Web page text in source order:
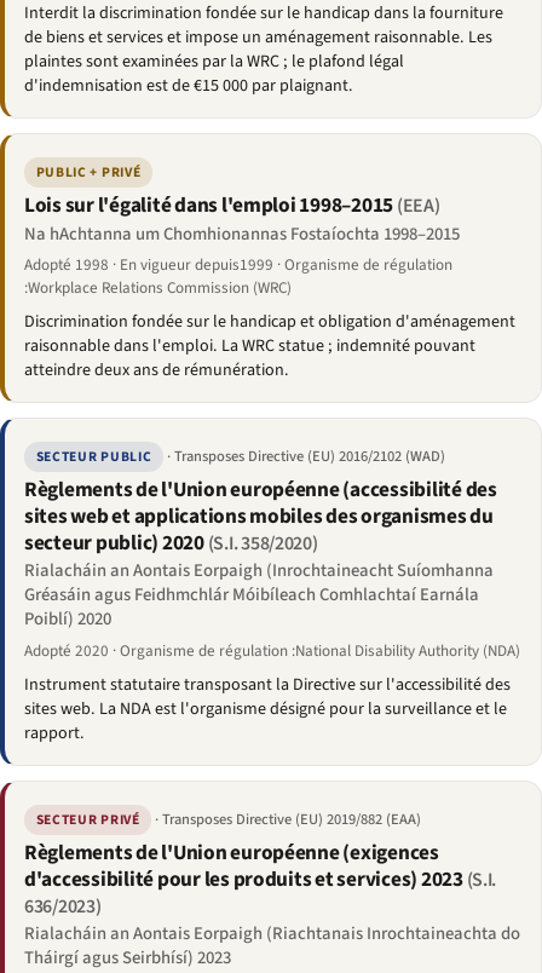
Interdit la discrimination fondée sur le handicap dans la fourniture
de biens et services et impose un aménagement raisonnable. Les
plaintes sont examinées par la WRC ; le plafond légal
d'indemnisation est de €15 000 par plaignant.
PUBLIC + PRIVÉ
Lois sur l'égalité dans l'emploi 1998–2015(EEA)
Na hAchtanna um Chomhionannas Fostaíochta 1998–2015
Adopté 1998 · En vigueur depuis1999 · Organisme de régulation
:Workplace Relations Commission (WRC)
Discrimination fondée sur le handicap et obligation d'aménagement
raisonnable dans l'emploi. La WRC statue ; indemnité pouvant
atteindre deux ans de rémunération.
SECTEUR PUBLIC · Transposes Directive (EU) 2016/2102 (WAD)
Règlements de l'Union européenne (accessibilité des
sites web et applications mobiles des organismes du
secteur public) 2020(S.I. 358/2020)
Rialacháin an Aontais Eorpaigh (Inrochtaineacht Suíomhanna
Gréasáin agus Feidhmchlár Móibíleach Comhlachtaí Earnála
Poiblí) 2020
Adopté 2020 · Organisme de régulation :National Disability Authority (NDA)
Instrument statutaire transposant la Directive sur l'accessibilité des
sites web. La NDA est l'organisme désigné pour la surveillance et le
rapport.
SECTEUR PRIVÉ · Transposes Directive (EU) 2019/882 (EAA)
Règlements de l'Union européenne (exigences
d'accessibilité pour les produits et services) 2023(S.I.
636/2023)
Rialacháin an Aontais Eorpaigh (Riachtanais Inrochtaineachta do
Tháirgí agus Seirbhísí) 2023